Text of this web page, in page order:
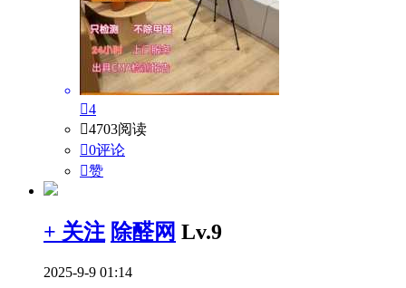
4
4703阅读
0评论
赞
+ 关注 除醛网 Lv.9
2025-9-9 01:14